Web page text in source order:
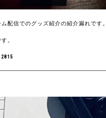
配信でのグッズ紹介の紹介漏れです。
。
2815